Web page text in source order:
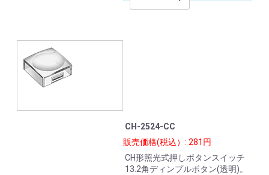
CH-2524-CC
販売価格(税込）: 281円
CH形照光式押しボタンスイッチ
13.2角ディンプルボタン(透明)。